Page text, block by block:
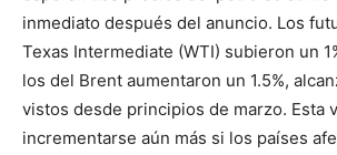
inmediato después del anuncio. Los
Texas Intermediate (WTI) subieron un
los del Brent aumentaron un 1.5%,
vistos desde principios de marzo. Esta
incrementarse aún más si los países